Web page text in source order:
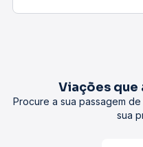
Viações que
Procure a sua passagem
sua